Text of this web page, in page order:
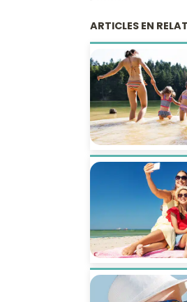
ARTICLES EN